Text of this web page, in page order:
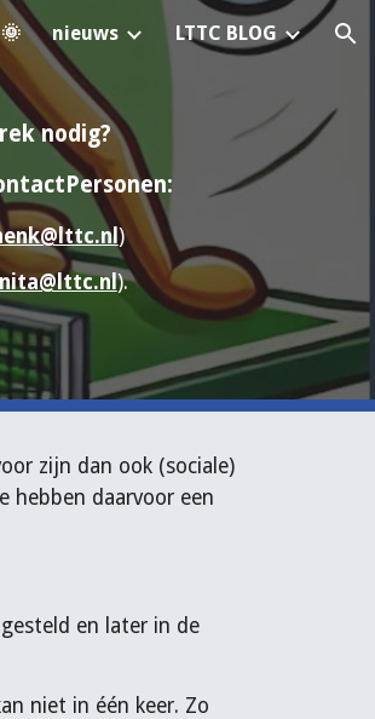
nieuws LTTC BLOG
nodig?
)
).
zijn dan ook (sociale)
hebben daarvoor een
en later in de
niet in één keer. Zo